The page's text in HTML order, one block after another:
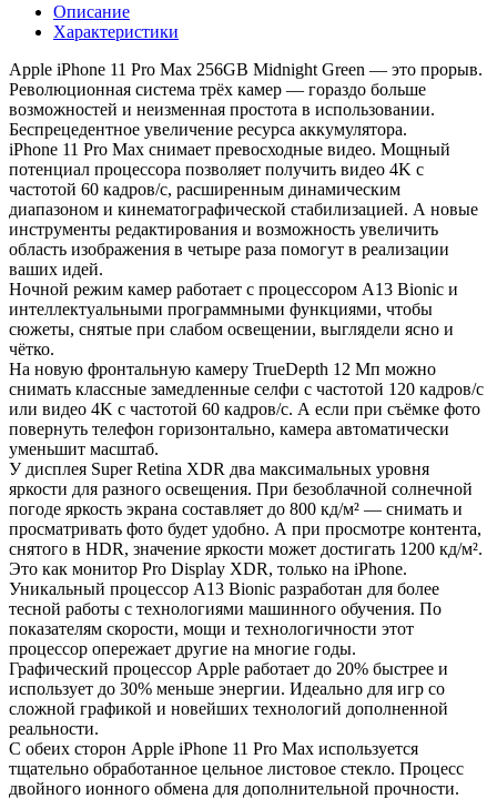
Описание
Характеристики
Apple iPhone 11 Pro Max 256GB Midnight Green — это прорыв.
Революционная система трёх камер — гораздо больше
возможностей и неизменная простота в использовании.
Беспрецедентное увеличение ресурса аккумулятора.
iPhone 11 Pro Max снимает превосходные видео. Мощный
потенциал процессора позволяет получить видео 4K с
частотой 60 кадров/с, расширенным динамическим
диапазоном и кинемато­графической стабилизацией. А новые
инструменты редактирования и возмож­ность увеличить
область изображения в четыре раза помогут в реализации
ваших идей.
Ночной режим камер работает с процессором A13 Bionic и
интеллектуальными программными функциями, чтобы
сюжеты, снятые при слабом освещении, выглядели ясно и
чётко.
На новую фронтальную камеру TrueDepth 12 Мп можно
снимать классные замедленные селфи с частотой 120 кадров/с
или видео 4K с частотой 60 кадров/с. А если при съёмке фото
повернуть телефон горизонтально, камера автоматически
уменьшит масштаб.
У дисплея Super Retina XDR два максимальных уровня
яркости для разного освещения. При безоблачной солнечной
погоде яркость экрана составляет до 800 кд/ м² — снимать и
просматривать фото будет удобно. А при просмотре контента,
снятого в HDR, значение яркости может достигать 1200 кд/ м².
Это как монитор Pro Display XDR, только на iPhone.
Уникальный процессор A13 Bionic разработан для более
тесной работы с технологиями машинного обучения. По
показателям скорости, мощи и технологичности этот
процессор опережает другие на многие годы.
Графический процессор Apple работает до 20% быстрее и
использует до 30% меньше энергии. Идеально для игр со
сложной графикой и новейших технологий дополненной
реальности.
С обеих сторон Apple iPhone 11 Pro Max используется
тщательно обработанное цельное листовое стекло. Процесс
двойного ионного обмена для дополнительной прочности.